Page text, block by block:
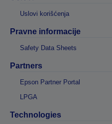
Uslovi korišćenja
Pravne informacije
Safety Data Sheets
Partners
Epson Partner Portal
LPGA
Technologies